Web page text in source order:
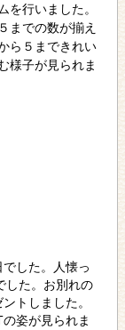
を行いました。
までの数が揃え
ら５まできれい
様子が見られま
した。人懐っ
した。お別れの
トしました。
姿が見られま